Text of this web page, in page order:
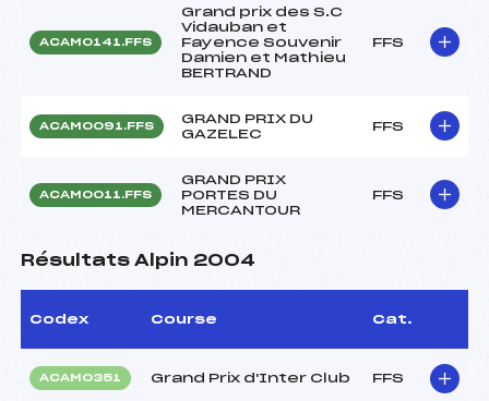
ACAM0141.FFS
Grand prix des S.C
Vidauban et
Fayence Souvenir
Damien et Mathieu
BERTRAND
FFS
ACAM0091.FFS
GRAND PRIX DU
GAZELEC
FFS
ACAM0011.FFS
GRAND PRIX
PORTES DU
MERCANTOUR
FFS
Résultats Alpin 2004
Codex Course Cat.
ACAM0351 Grand Prix d'Inter Club FFS